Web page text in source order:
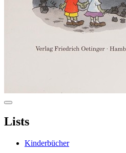
Lists
Kinderbücher